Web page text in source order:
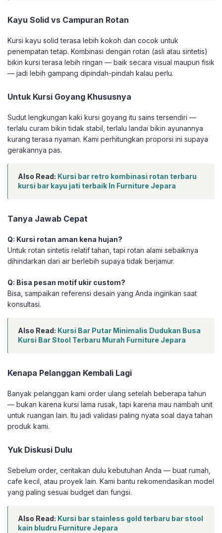
Kayu Solid vs Campuran Rotan
Kursi kayu solid terasa lebih kokoh dan cocok untuk
penempatan tetap. Kombinasi dengan rotan (asli atau sintetis)
bikin kursi terasa lebih ringan — baik secara visual maupun fisik
— jadi lebih gampang dipindah-pindah kalau perlu.
Untuk Kursi Goyang Khususnya
Sudut lengkungan kaki kursi goyang itu sains tersendiri —
terlalu curam bikin tidak stabil, terlalu landai bikin ayunannya
kurang terasa nyaman. Kami perhitungkan proporsi ini supaya
gerakannya pas.
Also Read: Kursi bar retro kombinasi rotan terbaru
kursi bar kayu jati terbaik In Furniture Jepara
Tanya Jawab Cepat
Q: Kursi rotan aman kena hujan?
Untuk rotan sintetis relatif tahan, tapi rotan alami sebaiknya
dihindarkan dari air berlebih supaya tidak berjamur.
Q: Bisa pesan motif ukir custom?
Bisa, sampaikan referensi desain yang Anda inginkan saat
konsultasi.
Also Read: Kursi Bar Putar Minimalis Dudukan Busa
Kursi Bar Stool Terbaru Murah Furniture Jepara
Kenapa Pelanggan Kembali Lagi
Banyak pelanggan kami order ulang setelah beberapa tahun
— bukan karena kursi lama rusak, tapi karena mau nambah unit
untuk ruangan lain. Itu jadi validasi paling nyata soal daya tahan
produk kami.
Yuk Diskusi Dulu
Sebelum order, ceritakan dulu kebutuhan Anda — buat rumah,
cafe kecil, atau proyek lain. Kami bantu rekomendasikan model
yang paling sesuai budget dan fungsi.
Also Read: Kursi bar stainless gold terbaru bar stool
kain bludru Furniture Jepara